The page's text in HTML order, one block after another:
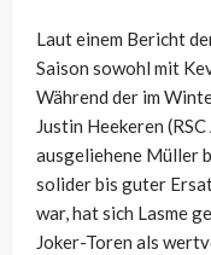
Laut einem Bericht
Saison sowohl mit
Während der im
Justin Heekeren
ausgeliehene Müller
solider bis guter
war, hat sich Lasme
Joker-Toren als